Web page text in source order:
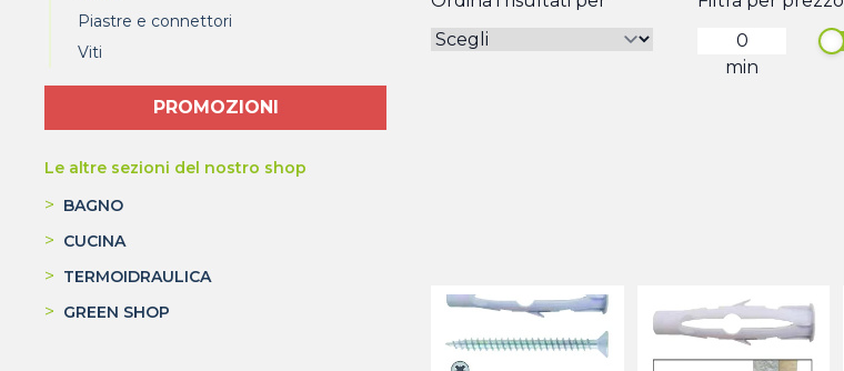
Piastre e connettori
Viti
PROMOZIONI
Le altre sezioni del nostro shop
> BAGNO
> CUCINA
> TERMOIDRAULICA
> GREEN SHOP
min